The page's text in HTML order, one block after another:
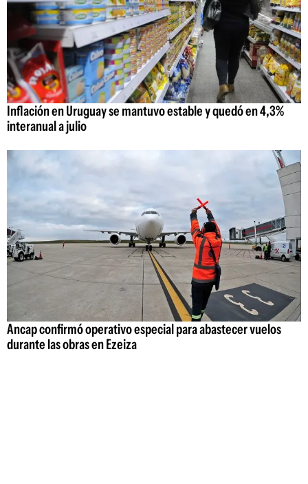
Inflación en Uruguay se mantuvo estable y quedó en 4,3%
interanual a julio
Ancap confirmó operativo especial para abastecer vuelos
durante las obras en Ezeiza